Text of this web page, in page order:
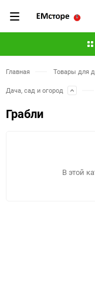
Главная Товары для
Дача, сад и огород
Грабли
В этой